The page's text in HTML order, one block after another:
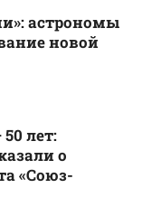
астрономы
новой
лет:
о
«Союз-